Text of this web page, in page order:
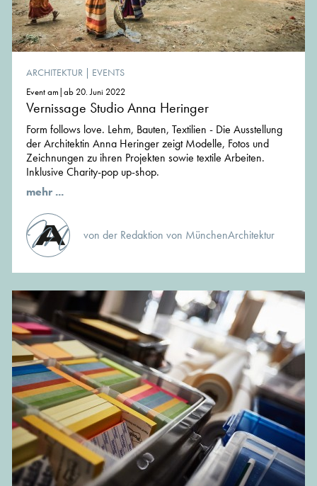
ARCHITEKTUR | EVENTS
Event am|ab 20. Juni 2022
Vernissage Studio Anna Heringer
Form follows love. Lehm, Bauten, Textilien - Die Ausstellung
der Architektin Anna Heringer zeigt Modelle, Fotos und
Zeichnungen zu ihren Projekten sowie textile Arbeiten.
Inklusive Charity-pop up-shop.
mehr ...
von der Redaktion von MünchenArchitektur